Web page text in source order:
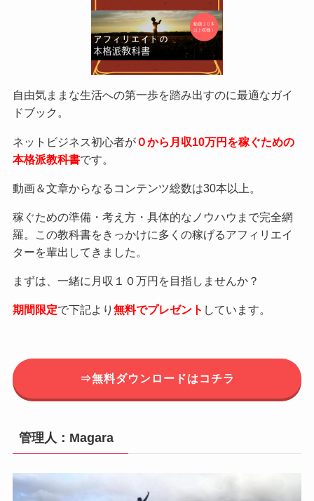
自由気ままな生活への第一歩を踏み出すのに最適なガイ
ドブック。
ネットビジネス初心者が０から月収10万円を稼ぐための
本格派教科書です。
動画＆文章からなるコンテンツ総数は30本以上。
稼ぐための準備・考え方・具体的なノウハウまで完全網
羅。この教科書をきっかけに多くの稼げるアフィリエイ
ターを輩出してきました。
まずは、一緒に月収１０万円を目指しませんか？
期間限定で下記より 無料でプレゼント しています。
⇒無料ダウンロードはコチラ
管理人：Magara